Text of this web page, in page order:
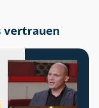
vertrauen